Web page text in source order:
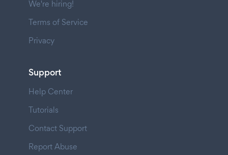
We're hiring!
Terms of Service
Privacy
Support
Help Center
Tutorials
Contact Support
Report Abuse